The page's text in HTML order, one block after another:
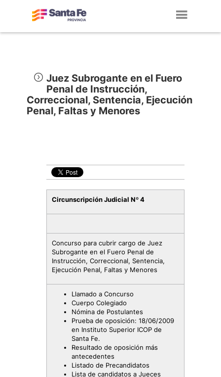
Juez Subrogante en el Fuero
Penal de Instrucción,
Correccional, Sentencia, Ejecución
Penal, Faltas y Menores
Circunscripción Judicial Nº 4
Concurso para cubrir cargo de Juez
Subrogante en el Fuero Penal de
Instrucción, Correccional, Sentencia,
Ejecución Penal, Faltas y Menores
Llamado a Concurso
Cuerpo Colegiado
Nómina de Postulantes
Prueba de oposición: 18/06/2009
en Instituto Superior ICOP de
Santa Fe.
Resultado de oposición más
antecedentes
Listado de Precandidatos
Lista de candidatos a Jueces